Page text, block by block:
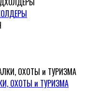
ОХОТЫ и ТУРИЗМА